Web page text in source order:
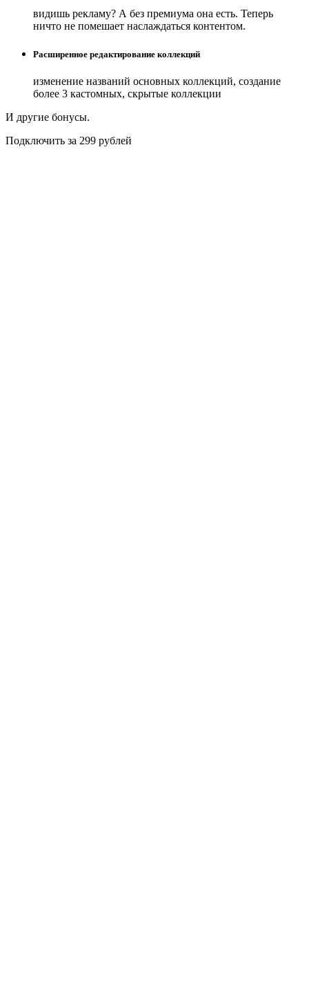
видишь рекламу? А без премиума она есть. Теперь
ничто не помешает наслаждаться контентом.
Расширенное редактирование коллекций
изменение названий основных коллекций, создание
более 3 кастомных, скрытые коллекции
И другие бонусы.
Подключить за 299 рублей